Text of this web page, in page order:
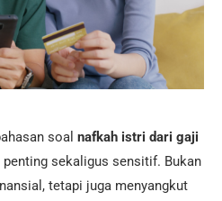
soal nafkah istri dari gaji
sekaligus sensitif. Bukan
tetapi juga menyangkut